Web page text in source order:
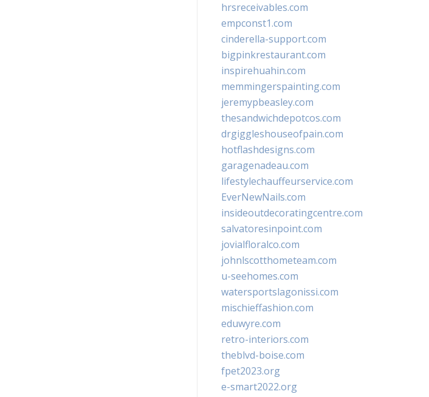
hrsreceivables.com
empconst1.com
cinderella-support.com
bigpinkrestaurant.com
inspirehuahin.com
memmingerspainting.com
jeremypbeasley.com
thesandwichdepotcos.com
drgiggleshouseofpain.com
hotflashdesigns.com
garagenadeau.com
lifestylechauffeurservice.com
EverNewNails.com
insideoutdecoratingcentre.com
salvatoresinpoint.com
jovialfloralco.com
johnlscotthometeam.com
u-seehomes.com
watersportslagonissi.com
mischieffashion.com
eduwyre.com
retro-interiors.com
theblvd-boise.com
fpet2023.org
e-smart2022.org